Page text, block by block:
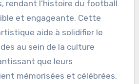
des thèmes de
d’équipe et d’esprit
avec le public et inspirant les
peuvent dramatiser des